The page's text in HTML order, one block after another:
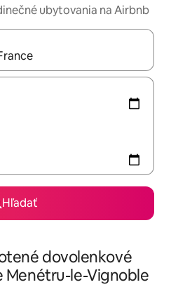
ubytovania na Airbnb
môžete si ich prechádzať
Hľadať
dovolenkové
Menétru-le-Vignoble